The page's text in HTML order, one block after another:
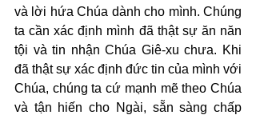
và lời hứa Chúa dành cho mình. Chúng
ta cần xác định mình đã thật sự ăn năn
tội và tin nhận Chúa Giê-xu chưa. Khi
đã thật sự xác định đức tin của mình với
Chúa, chúng ta cứ mạnh mẽ theo Chúa
và tận hiến cho Ngài, sẵn sàng chấp